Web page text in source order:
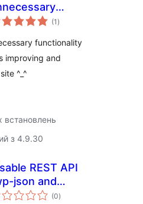
(1 загальний
рейтинг
)
functionality
improving and
^_^
встановлень
з 4.9.30
REST API
json and
(0загальний
рейтинг
)